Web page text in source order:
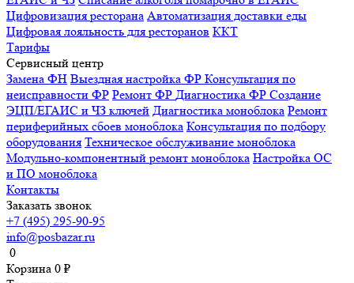
Цифровизация ресторана Автоматизация доставки еды
Цифровая лояльность для ресторанов ККТ
Тарифы
Сервисный центр
Замена ФН Выездная настройка ФР Консультация по
неисправности ФР Ремонт ФР Диагностика ФР Создание
ЭЦП/ЕГАИС и ЧЗ ключей Диагностика моноблока Ремонт
периферийных сбоев моноблока Консультация по подбору
оборудования Техническое обслуживание моноблока
Модульно-компонентный ремонт моноблока Настройка ОС
и ПО моноблока
Контакты
Заказать звонок
+7 (495) 295-90-95
info@posbazar.ru
0
Корзина 0 ₽